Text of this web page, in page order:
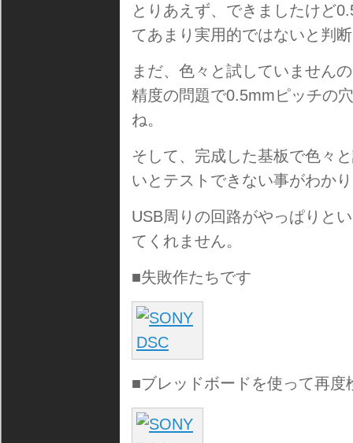
とりあえず、できましたけど
てあまり実用的ではないと判
まだ、色々と試していません
精度の問題で0.5mmピッチの
ね。
そして、完成した基板で色々
いとテストできない事がわか
USB周りの回路がやっぱりと
てくれません。
■失敗作たちです
■ブレッドボードを使って再度